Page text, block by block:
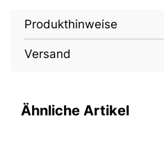
Produkthinweise
Versand
Ähnliche Artikel